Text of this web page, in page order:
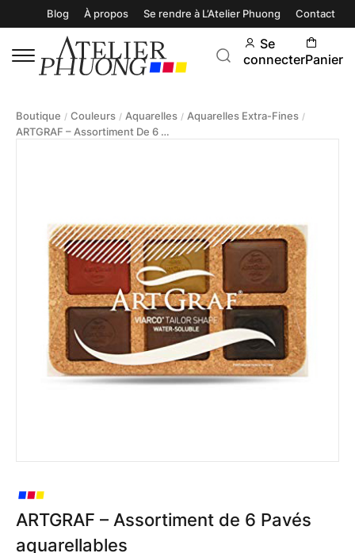
Blog À propos Se rendre à L’Atelier Phuong Contact
Se
connecterPanier
Boutique / Couleurs / Aquarelles / Aquarelles Extra-Fines /
ARTGRAF – Assortiment De 6 Pavés Aquarellables
ARTGRAF – Assortiment de 6 Pavés
aquarellables